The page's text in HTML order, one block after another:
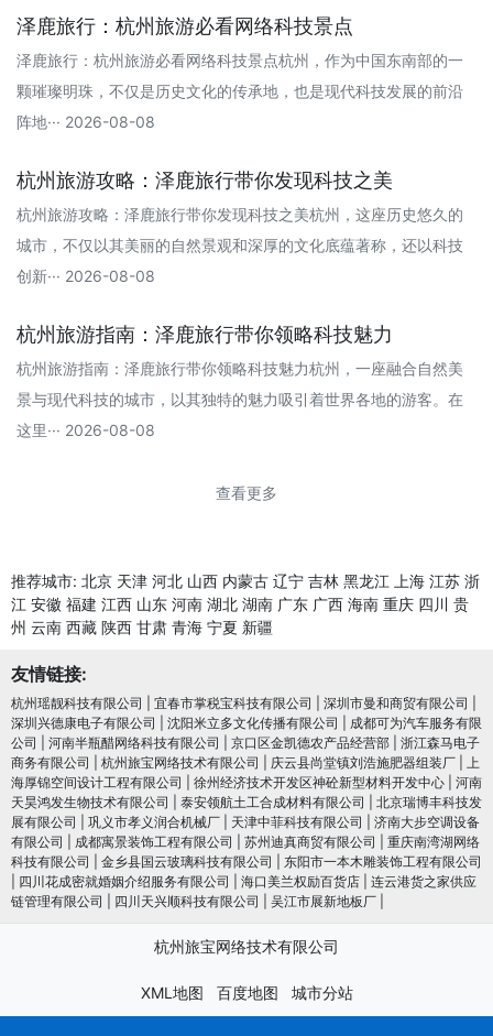
泽鹿旅行：杭州旅游必看网络科技景点
泽鹿旅行：杭州旅游必看网络科技景点杭州，作为中国东南部的一
颗璀璨明珠，不仅是历史文化的传承地，也是现代科技发展的前沿
阵地··· 2026-08-08
杭州旅游攻略：泽鹿旅行带你发现科技之美
杭州旅游攻略：泽鹿旅行带你发现科技之美杭州，这座历史悠久的
城市，不仅以其美丽的自然景观和深厚的文化底蕴著称，还以科技
创新··· 2026-08-08
杭州旅游指南：泽鹿旅行带你领略科技魅力
杭州旅游指南：泽鹿旅行带你领略科技魅力杭州，一座融合自然美
景与现代科技的城市，以其独特的魅力吸引着世界各地的游客。在
这里··· 2026-08-08
查看更多
推荐城市: 北京 天津 河北 山西 内蒙古 辽宁 吉林 黑龙江 上海 江苏 浙
江 安徽 福建 江西 山东 河南 湖北 湖南 广东 广西 海南 重庆 四川 贵
州 云南 西藏 陕西 甘肃 青海 宁夏 新疆
友情链接:
杭州瑶靓科技有限公司 宜春市掌税宝科技有限公司 深圳市曼和商贸有限公司
深圳兴德康电子有限公司
沈阳米立多文化传播有限公司
成都可为汽车服务有限
公司
河南半瓶醋网络科技有限公司 京口区金凯德农产品经营部
浙江森马电子
商务有限公司
杭州旅宝网络技术有限公司 庆云县尚堂镇刘浩施肥器组装厂
上
海厚锦空间设计工程有限公司
徐州经济技术开发区神砼新型材料开发中心
河南
天昊鸿发生物技术有限公司
泰安领航土工合成材料有限公司
北京瑞博丰科技发
展有限公司
巩义市孝义润合机械厂 天津中菲科技有限公司
济南大步空调设备
有限公司
成都寓景装饰工程有限公司 苏州迪真商贸有限公司
重庆南湾湖网络
科技有限公司
金乡县国云玻璃科技有限公司
东阳市一本木雕装饰工程有限公司
四川花成密就婚姻介绍服务有限公司 海口美兰权励百货店
连云港货之家供应
链管理有限公司
四川天兴顺科技有限公司 吴江市展新地板厂
杭州旅宝网络技术有限公司
XML地图 百度地图 城市分站